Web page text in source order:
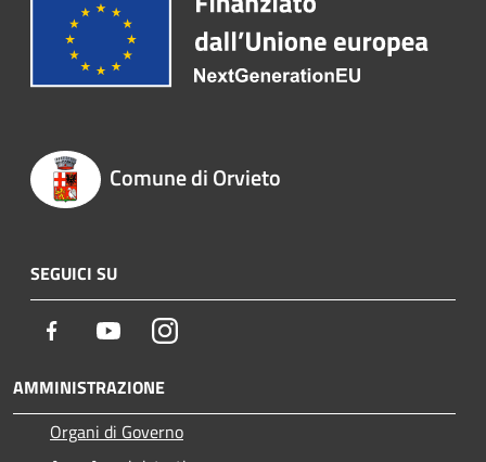
Comune di Orvieto
SEGUICI SU
Facebook YoutubeInstagram
AMMINISTRAZIONE
Organi di Governo